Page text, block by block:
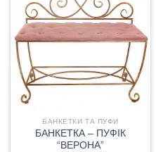
БАНКЕТКИ ТА ПУФИ
БАНКЕТКА – ПУФІК
“ВЕРОНА”